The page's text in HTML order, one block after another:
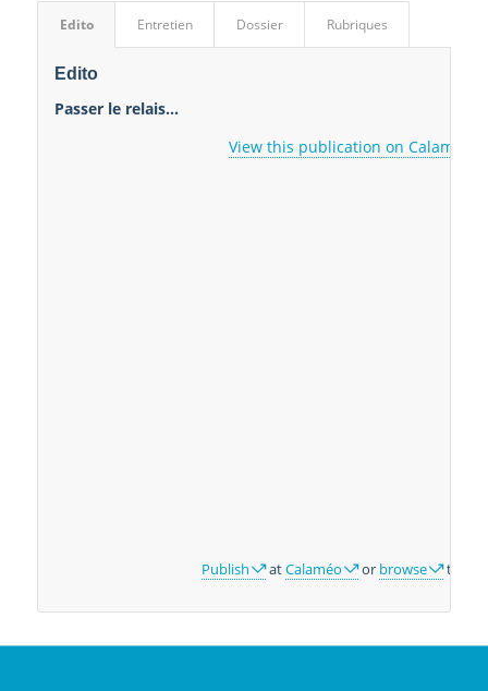
Edito Entretien Dossier Rubriques
Edito
Passer le relais…
View this publication on Calaméo
Publish atCalaméo or browse the